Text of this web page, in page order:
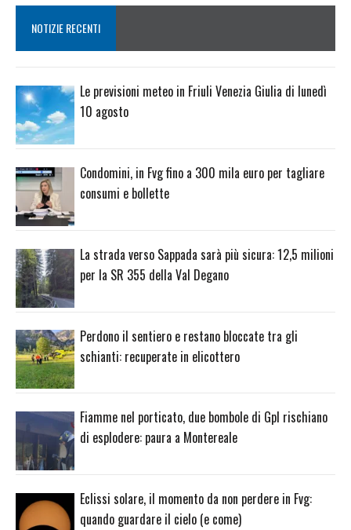
NOTIZIE RECENTI
Le previsioni meteo in Friuli Venezia Giulia di lunedì
10 agosto
Condomini, in Fvg fino a 300 mila euro per tagliare
consumi e bollette
La strada verso Sappada sarà più sicura: 12,5 milioni
per la SR 355 della Val Degano
Perdono il sentiero e restano bloccate tra gli
schianti: recuperate in elicottero
Fiamme nel porticato, due bombole di Gpl rischiano
di esplodere: paura a Montereale
Eclissi solare, il momento da non perdere in Fvg:
quando guardare il cielo (e come)